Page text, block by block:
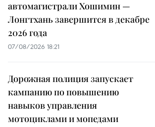
автомагистрали Хошимин —
Лонгтхань завершится в декабре
2026 года
07/08/2026 18:21
Дорожная полиция запускает
кампанию по повышению
навыков управления
мотоциклами и мопедами